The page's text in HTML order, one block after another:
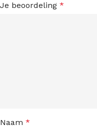
Je beoordeling *
Naam *